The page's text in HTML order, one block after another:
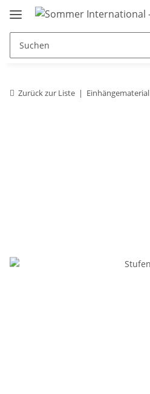
Zurück zur Liste Einhängematerial